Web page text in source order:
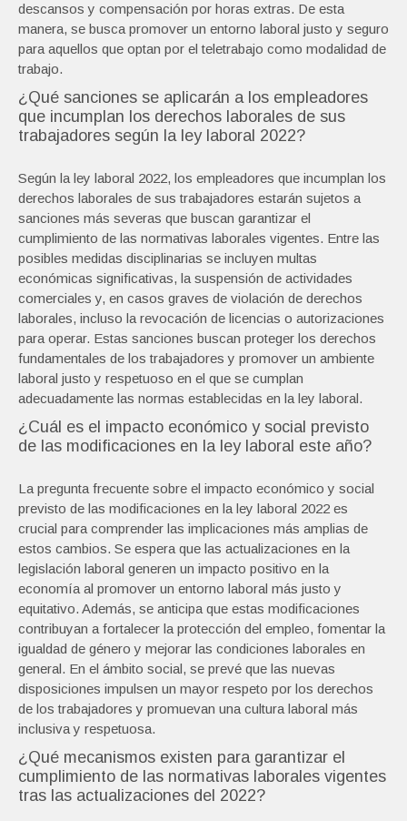
descansos y compensación por horas extras. De esta
manera, se busca promover un entorno laboral justo y seguro
para aquellos que optan por el teletrabajo como modalidad de
trabajo.
¿Qué sanciones se aplicarán a los empleadores
que incumplan los derechos laborales de sus
trabajadores según la ley laboral 2022?
Según la ley laboral 2022, los empleadores que incumplan los
derechos laborales de sus trabajadores estarán sujetos a
sanciones más severas que buscan garantizar el
cumplimiento de las normativas laborales vigentes. Entre las
posibles medidas disciplinarias se incluyen multas
económicas significativas, la suspensión de actividades
comerciales y, en casos graves de violación de derechos
laborales, incluso la revocación de licencias o autorizaciones
para operar. Estas sanciones buscan proteger los derechos
fundamentales de los trabajadores y promover un ambiente
laboral justo y respetuoso en el que se cumplan
adecuadamente las normas establecidas en la ley laboral.
¿Cuál es el impacto económico y social previsto
de las modificaciones en la ley laboral este año?
La pregunta frecuente sobre el impacto económico y social
previsto de las modificaciones en la ley laboral 2022 es
crucial para comprender las implicaciones más amplias de
estos cambios. Se espera que las actualizaciones en la
legislación laboral generen un impacto positivo en la
economía al promover un entorno laboral más justo y
equitativo. Además, se anticipa que estas modificaciones
contribuyan a fortalecer la protección del empleo, fomentar la
igualdad de género y mejorar las condiciones laborales en
general. En el ámbito social, se prevé que las nuevas
disposiciones impulsen un mayor respeto por los derechos
de los trabajadores y promuevan una cultura laboral más
inclusiva y respetuosa.
¿Qué mecanismos existen para garantizar el
cumplimiento de las normativas laborales vigentes
tras las actualizaciones del 2022?